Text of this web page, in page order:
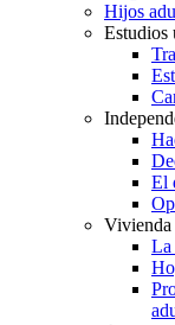
Hijos
Estudios
El
Vivienda
La